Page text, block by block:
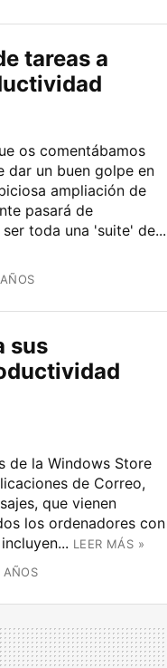
tareas a
os comentábamos
dar un buen golpe en
ampliación de
pasará de
toda una 'suite' de...
sus
de la Windows Store
de Correo,
que vienen
los ordenadores con
LEER MÁS »
AÑOS